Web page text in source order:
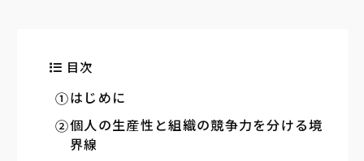
目次
はじめに
個人の生産性と組織の競争力を分ける境
界線